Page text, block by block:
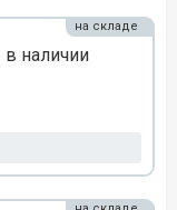
в наличии
на складе